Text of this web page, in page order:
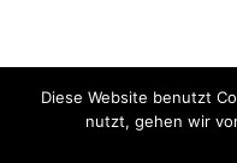
Evangelikal-freikirchliche
Diese Website benutzt
nutzt, gehen wir